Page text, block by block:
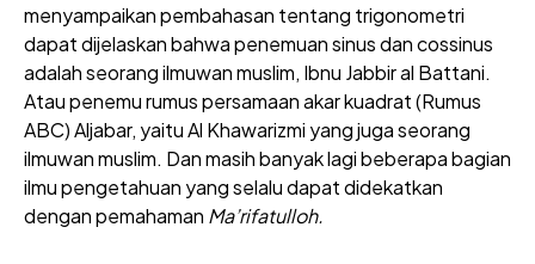
menyampaikan pembahasan tentang trigonometri
dapat dijelaskan bahwa penemuan sinus dan cossinus
adalah seorang ilmuwan muslim, Ibnu Jabbir al Battani.
Atau penemu rumus persamaan akar kuadrat (Rumus
ABC) Aljabar, yaitu Al Khawarizmi yang juga seorang
ilmuwan muslim. Dan masih banyak lagi beberapa bagian
ilmu pengetahuan yang selalu dapat didekatkan
dengan pemahaman Ma’rifatulloh.